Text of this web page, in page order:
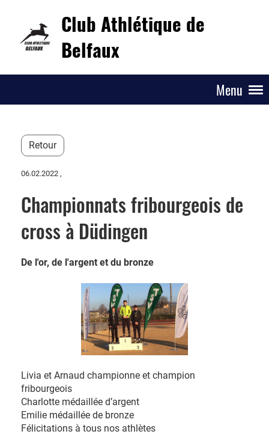
Club Athlétique de
Belfaux
Menu
Retour
06.02.2022 ,
Championnats fribourgeois de
cross à Düdingen
De l'or, de l'argent et du bronze
Livia et Arnaud championne et champion
fribourgeois
Charlotte médaillée d’argent
Emilie médaillée de bronze
Félicitations à tous nos athlètes